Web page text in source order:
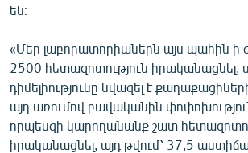
են։
«Մեր լաբորատորիաներն այս պահին ի
2500 հետազոտություն իրականացնել,
դիմելիությունը նվազել է
այդ առումով բավականին
որպեսզի կարողանանք շատ
իրականացնել, այդ թվում՝ 37,5